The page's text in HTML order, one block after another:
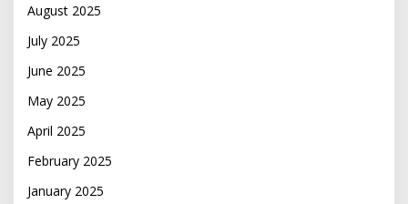
August 2025
July 2025
June 2025
May 2025
April 2025
February 2025
January 2025